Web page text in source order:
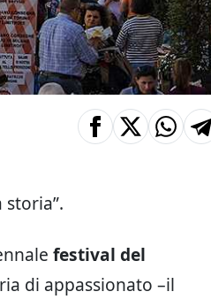
festival del
di appassionato –il